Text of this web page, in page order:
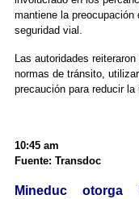
mantiene la
seguridad vial.
Las autoridades
normas de tránsito,
precaución para reducir
10:45 am
Fuente: Transdoc
Mineduc otorga